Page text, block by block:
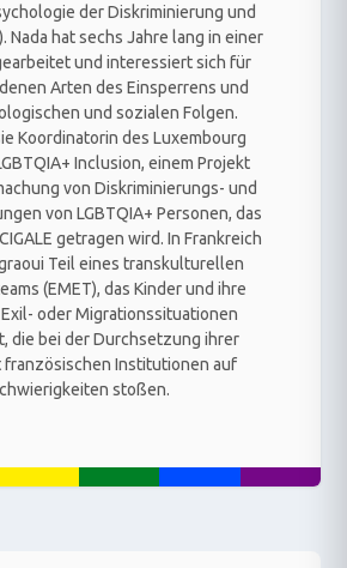
der Diskriminierung und
Nada hat sechs Jahre lang in einer
und interessiert sich für
Arten des Einsperrens und
und sozialen Folgen.
Koordinatorin des Luxembourg
Inclusion, einem Projekt
von Diskriminierungs- und
von LGBTQIA+ Personen, das
getragen wird. In Frankreich
Teil eines transkulturellen
(EMET), das Kinder und ihre
Exil- oder Migrationssituationen
die bei der Durchsetzung ihrer
französischen Institutionen auf
stoßen.